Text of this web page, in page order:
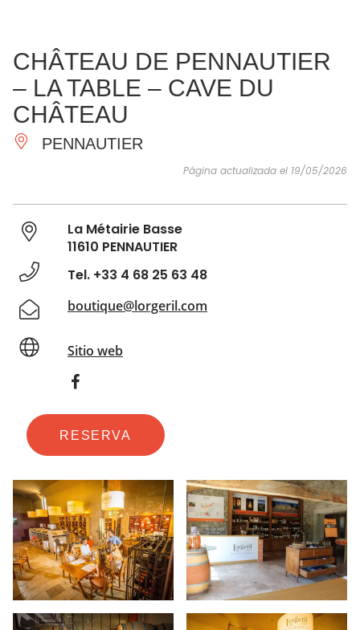
IMPRESCINDIBLES
HACER
INSPIRACIONES
CHÂTEAU DE PENNAUTIER
– LA TABLE – CAVE DU
CHÂTEAU
PENNAUTIER
Página actualizada el 19/05/2026
La Métairie Basse
11610 PENNAUTIER
Tel. +33 4 68 25 63 48
boutique@lorgeril.com
Sitio web
RESERVA